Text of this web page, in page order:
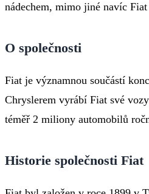
nádechem, mimo jiné navíc
O společnosti
Fiat je významnou součástí
Chryslerem vyrábí Fiat své
téměř 2 miliony automobilů
Historie společnosti Fiat